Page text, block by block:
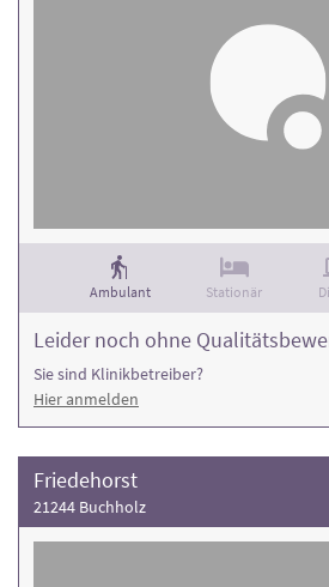
Ambulant Stationär
Leider noch ohne
Sie sind Klinikbetreiber?
Hier anmelden
Friedehorst
21244 Buchholz